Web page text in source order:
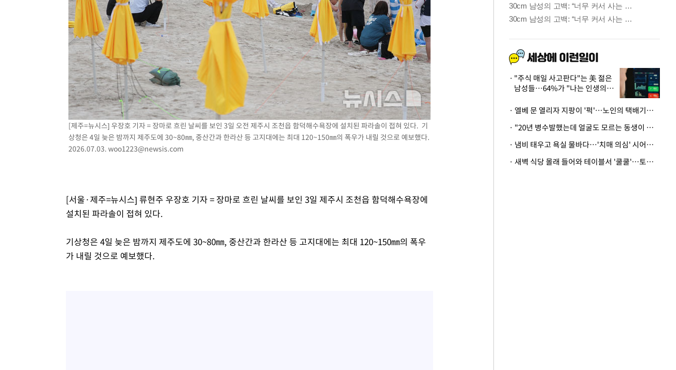
[속보]뉴욕증시 상승 마감…S&P 0.6% 나스닥 1.3%↑
[제주=뉴시스] 우장호 기자 = 장마로 흐린 날씨를 보인 3일 오전 제주시 조천읍 함덕해수욕장에 설치된 파라솔이 접혀 있다. 기
상청은 4일 늦은 밤까지 제주도에 30~80㎜, 중산간과 한라산 등 고지대에는 최대 120~150㎜의 폭우가 내릴 것으로 예보했다.
2026.07.03. woo1223@newsis.com
[서울·제주=뉴시스] 류현주 우장호 기자 = 장마로 흐린 날씨를 보인 3일 제주시 조천읍 함덕해수욕장에
설치된 파라솔이 접혀 있다.
기상청은 4일 늦은 밤까지 제주도에 30~80㎜, 중산간과 한라산 등 고지대에는 최대 120~150㎜의 폭우
가 내릴 것으로 예보했다.
"주식 매일 사고판다"는 美 젊은
남성들…64%가 "나는 인생의
· 엘베 문 열리자 지팡이 '퍽'…노인의 택배기사 폭행 이유
· "20년 병수발했는데 얼굴도 모르는 동생이 유산 절반을"…배다른 형제 상속권 있을까
· 냄비 태우고 욕실 물바다…'치매 의심' 시어머니 검사 권유했다가 '날벼락'
· 새벽 식당 몰래 들어와 테이블서 '쿨쿨'…토사물 남기고 사라진 남성